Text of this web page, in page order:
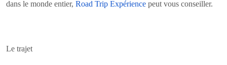
dans le monde entier, Road Trip Expérience peut vous conseiller.
Le trajet